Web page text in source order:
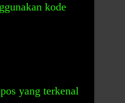
kode
yang terkenal